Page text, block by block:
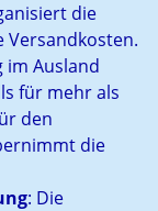
die
im Ausland
für mehr als
den
die
: Die